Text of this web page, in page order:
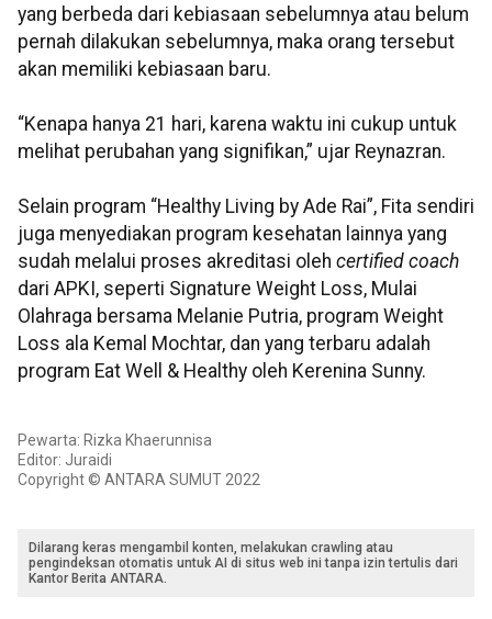
yang berbeda dari kebiasaan sebelumnya atau belum
pernah dilakukan sebelumnya, maka orang tersebut
akan memiliki kebiasaan baru.
“Kenapa hanya 21 hari, karena waktu ini cukup untuk
melihat perubahan yang signifikan,” ujar Reynazran.
Selain program “Healthy Living by Ade Rai”, Fita sendiri
juga menyediakan program kesehatan lainnya yang
sudah melalui proses akreditasi oleh certified coach
dari APKI, seperti Signature Weight Loss, Mulai
Olahraga bersama Melanie Putria, program Weight
Loss ala Kemal Mochtar, dan yang terbaru adalah
program Eat Well & Healthy oleh Kerenina Sunny.
Pewarta: Rizka Khaerunnisa
Editor: Juraidi
Copyright © ANTARA SUMUT 2022
Dilarang keras mengambil konten, melakukan crawling atau
pengindeksan otomatis untuk AI di situs web ini tanpa izin tertulis dari
Kantor Berita ANTARA.